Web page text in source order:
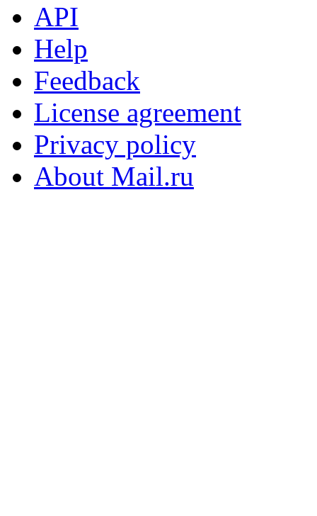
API
Help
Feedback
License agreement
Privacy policy
About Mail.ru